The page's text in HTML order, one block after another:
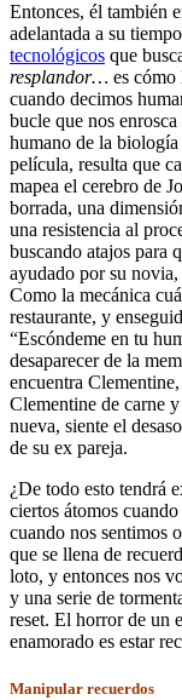
Entonces, él también
adelantada a su
tecnológicos que
resplandor… es
cuando decimos
bucle que nos
humano de la
película, resulta que
mapea el cerebro de
borrada, una
una resistencia al
buscando atajos para
ayudado por su novia,
Como la mecánica
restaurante, y
“Escóndeme en tu
desaparecer de la
encuentra
Clementine de carne
nueva, siente el
de su ex pareja.
¿De todo esto tendrá
ciertos átomos
cuando nos sentimos
que se llena de
loto, y entonces nos
y una serie de
reset. El horror de un
enamorado es estar
Manipular recuerdos